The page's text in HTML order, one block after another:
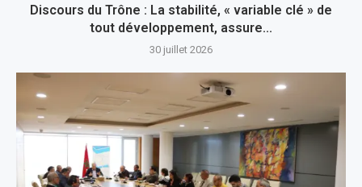
Discours du Trône : La stabilité, « variable clé » de
tout développement, assure...
30 juillet 2026